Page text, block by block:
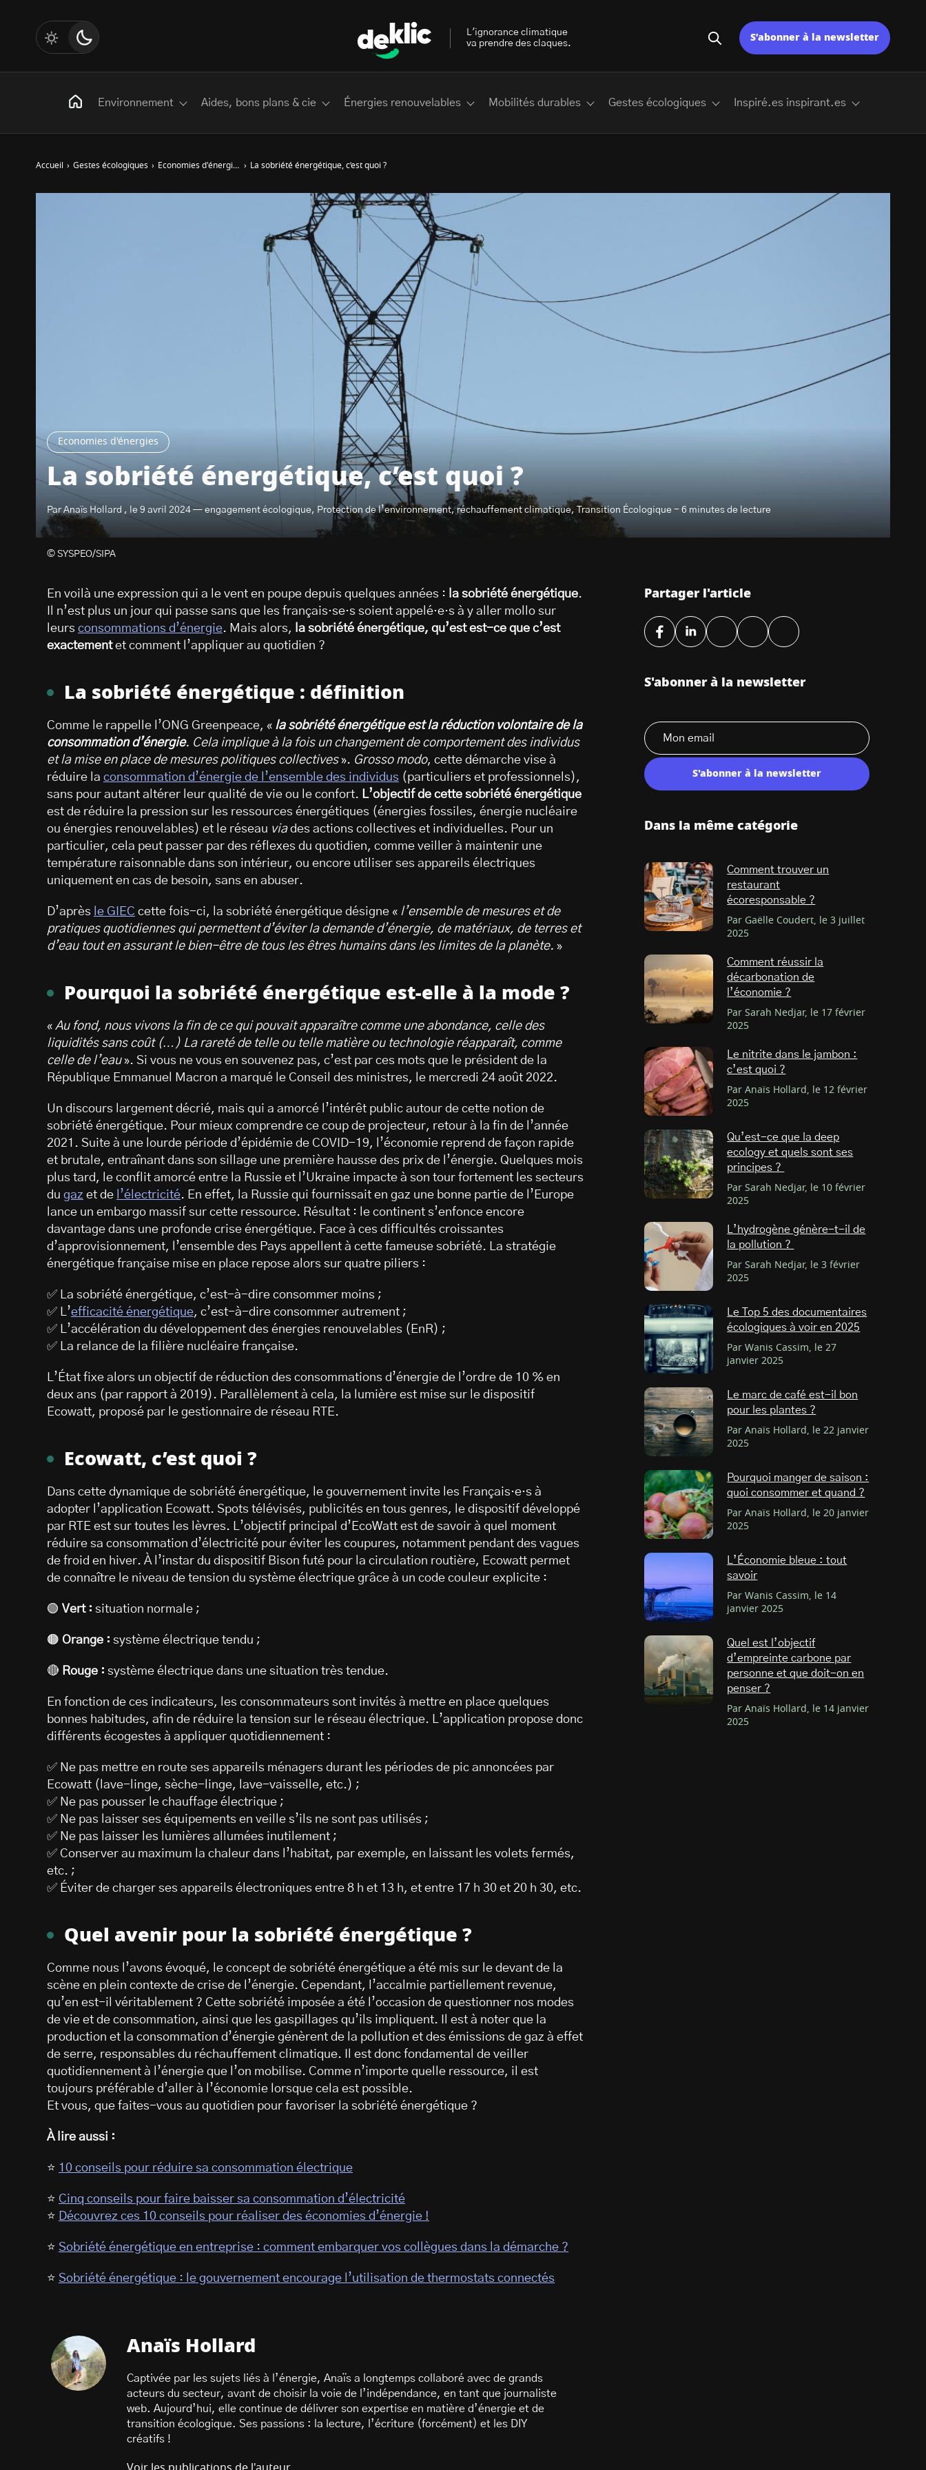
Economies d'énergies
La sobriété énergétique, c’est quoi ?
Par Anaïs Hollard , le 9 avril 2024 — engagement écologique, Protection de l’environnement, réchauffement climatique, Transition Écologique - 6 minutes de lecture
© SYSPEO/SIPA
Accueil › Gestes écologiques › Economies d'énergies › La sobriété énergétique, c’est quoi ?
En voilà une expression qui a le vent en poupe depuis quelques années : la sobriété énergétique.
Il n’est plus un jour qui passe sans que les français·se·s soient appelé·e·s à y aller mollo sur
leurs consommations d’énergie. Mais alors,
la sobriété énergétique, qu’est est-ce que c’est
exactementet comment l’appliquer au quotidien ?
La sobriété énergétique : définition
Comme le rappelle l’ONG Greenpeace, « la sobriété énergétique est la réduction volontaire de la
consommation d’énergie. Cela implique à la fois un changement de comportement des individus
et la mise en place de mesures politiques collectives». Grosso modo, cette démarche vise à
réduire la consommation d’énergie de l’ensemble des individus (particuliers et professionnels),
sans pour autant altérer leur qualité de vie ou le confort. L’objectif de cette sobriété énergétique
est de réduire la pression sur les ressources énergétiques (énergies fossiles, énergie nucléaire
ou énergies renouvelables) et le réseau viades actions collectives et individuelles. Pour un
particulier, cela peut passer par des réflexes du quotidien, comme veiller à maintenir une
température raisonnable dans son intérieur, ou encore utiliser ses appareils électriques
uniquement en cas de besoin, sans en abuser.
D’après le GIEC cette fois-ci, la sobriété énergétique désigne « l’ensemble de mesures et de
pratiques quotidiennes qui permettent d’éviter la demande d’énergie, de matériaux, de terres et
d’eau tout en assurant le bien-être de tous les êtres humains dans les limites de la planète. »
Pourquoi la sobriété énergétique est-elle à la mode ?
« Au fond, nous vivons la fin de ce qui pouvait apparaître comme une abondance, celle des
liquidités sans coût (…) La rareté de telle ou telle matière ou technologie réapparaît, comme
celle de l’eau». Si vous ne vous en souvenez pas, c’est par ces mots que le président de la
République Emmanuel Macron a marqué le Conseil des ministres, le mercredi 24 août 2022.
Un discours largement décrié, mais qui a amorcé l’intérêt public autour de cette notion de
sobriété énergétique. Pour mieux comprendre ce coup de projecteur, retour à la fin de l’année
2021. Suite à une lourde période d’épidémie de COVID-19, l’économie reprend de façon rapide
et brutale, entraînant dans son sillage une première hausse des prix de l’énergie. Quelques mois
plus tard, le conflit amorcé entre la Russie et l’Ukraine impacte à son tour fortement les secteurs
du gaz et de l’électricité. En effet, la Russie qui fournissait en gaz une bonne partie de l’Europe
lance un embargo massif sur cette ressource. Résultat : le continent s’enfonce encore
davantage dans une profonde crise énergétique. Face à ces difficultés croissantes
d’approvisionnement, l’ensemble des Pays appellent à cette fameuse sobriété. La stratégie
énergétique française mise en place repose alors sur quatre piliers :
✅ La sobriété énergétique, c’est-à-dire consommer moins ;
✅ L’efficacité énergétique, c’est-à-dire consommer autrement ;
✅ L’accélération du développement des énergies renouvelables (EnR) ;
✅ La relance de la filière nucléaire française.
L’État fixe alors un objectif de réduction des consommations d’énergie de l’ordre de 10 % en
deux ans (par rapport à 2019). Parallèlement à cela, la lumière est mise sur le dispositif
Ecowatt, proposé par le gestionnaire de réseau RTE.
Ecowatt, c’est quoi ?
Dans cette dynamique de sobriété énergétique, le gouvernement invite les Français·e·s à
adopter l’application Ecowatt. Spots télévisés, publicités en tous genres, le dispositif développé
par RTE est sur toutes les lèvres. L’objectif principal d’EcoWatt est de savoir à quel moment
réduire sa consommation d’électricité pour éviter les coupures, notamment pendant des vagues
de froid en hiver. À l’instar du dispositif Bison futé pour la circulation routière, Ecowatt permet
de connaître le niveau de tension du système électrique grâce à un code couleur explicite :
🟢 Vert : situation normale ;
🟠 Orange : système électrique tendu ;
🔴 Rouge : système électrique dans une situation très tendue.
En fonction de ces indicateurs, les consommateurs sont invités à mettre en place quelques
bonnes habitudes, afin de réduire la tension sur le réseau électrique. L’application propose donc
différents écogestes à appliquer quotidiennement :
✅ Ne pas mettre en route ses appareils ménagers durant les périodes de pic annoncées par
Ecowatt (lave-linge, sèche-linge, lave-vaisselle, etc.) ;
✅ Ne pas pousser le chauffage électrique ;
✅ Ne pas laisser ses équipements en veille s’ils ne sont pas utilisés ;
✅ Ne pas laisser les lumières allumées inutilement ;
✅ Conserver au maximum la chaleur dans l’habitat, par exemple, en laissant les volets fermés,
etc. ;
✅ Éviter de charger ses appareils électroniques entre 8 h et 13 h, et entre 17 h 30 et 20 h 30, etc.
Quel avenir pour la sobriété énergétique ?
Comme nous l’avons évoqué, le concept de sobriété énergétique a été mis sur le devant de la
scène en plein contexte de crise de l’énergie. Cependant, l’accalmie partiellement revenue,
qu’en est-il véritablement ? Cette sobriété imposée a été l’occasion de questionner nos modes
de vie et de consommation, ainsi que les gaspillages qu’ils impliquent. Il est à noter que la
production et la consommation d’énergie génèrent de la pollution et des émissions de gaz à effet
de serre, responsables du réchauffement climatique. Il est donc fondamental de veiller
quotidiennement à l’énergie que l’on mobilise. Comme n’importe quelle ressource, il est
toujours préférable d’aller à l’économie lorsque cela est possible.
Et vous, que faites-vous au quotidien pour favoriser la sobriété énergétique ?
À lire aussi :
⭐ 10 conseils pour réduire sa consommation électrique
⭐ Cinq conseils pour faire baisser sa consommation d’électricité
⭐ Découvrez ces 10 conseils pour réaliser des économies d’énergie !
⭐ Sobriété énergétique en entreprise : comment embarquer vos collègues dans la démarche ?
⭐ Sobriété énergétique : le gouvernement encourage l’utilisation de thermostats connectés
Anaïs Hollard
Captivée par les sujets liés à l’énergie, Anaïs a longtemps collaboré avec de grands
acteurs du secteur, avant de choisir la voie de l’indépendance, en tant que journaliste
web. Aujourd’hui, elle continue de délivrer son expertise en matière d’énergie et de
transition écologique. Ses passions : la lecture, l’écriture (forcément) et les DIY
créatifs !
Partager l'article
S'abonner à la newsletter
S'abonner à la newsletter
Dans la même catégorie
Comment trouver un
restaurant
écoresponsable ?
Par Gaëlle Coudert, le 3 juillet
2025
Comment réussir la
décarbonation de
l’économie ?
Par Sarah Nedjar, le 17 février
2025
Le nitrite dans le jambon :
c’est quoi ?
Par Anaïs Hollard, le 12 février
2025
Qu’est-ce que la deep
ecology et quels sont ses
principes ?
Par Sarah Nedjar, le 10 février
2025
L’hydrogène génère-t-il de
la pollution ?
Par Sarah Nedjar, le 3 février
2025
Le Top 5 des documentaires
écologiques à voir en 2025
Par Wanis Cassim, le 27
janvier 2025
Le marc de café est-il bon
pour les plantes ?
Par Anaïs Hollard, le 22 janvier
2025
Pourquoi manger de saison :
quoi consommer et quand ?
Par Anaïs Hollard, le 20 janvier
2025
L’Économie bleue : tout
savoir
Par Wanis Cassim, le 14
janvier 2025
Quel est l’objectif
d’empreinte carbone par
personne et que doit-on en
penser ?
Par Anaïs Hollard, le 14 janvier
2025
L'ignorance climatique
va prendre des claques.
S’abonner à la newsletter
Environnement Aides, bons plans & cie Énergies renouvelables Mobilités durables Gestes écologiques Inspiré.es inspirant.es
Les mots clés les plus recherchés sur Deklic
Transition Écologique deklic kids interview Volte-face influenceur.se